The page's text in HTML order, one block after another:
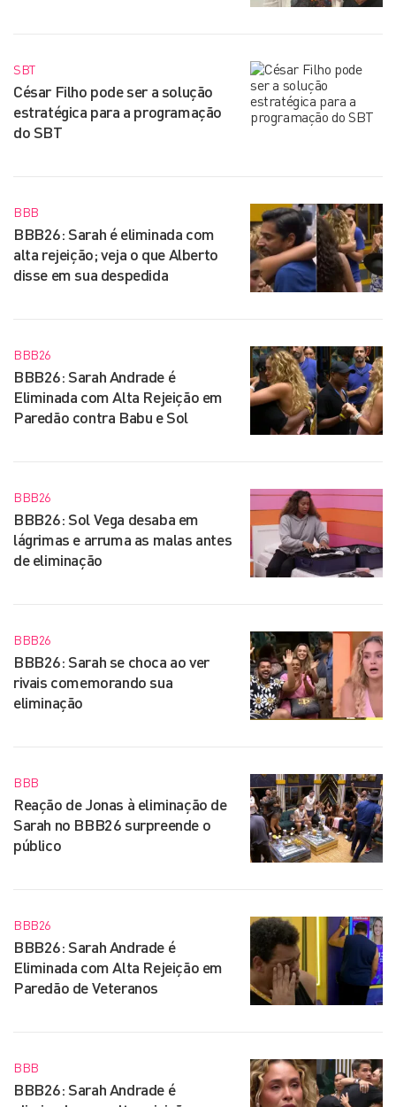
SBT
César Filho pode ser a solução
estratégica para a programação
do SBT
BBB
BBB26: Sarah é eliminada com
alta rejeição; veja o que Alberto
disse em sua despedida
BBB26
BBB26: Sarah Andrade é
Eliminada com Alta Rejeição em
Paredão contra Babu e Sol
BBB26
BBB26: Sol Vega desaba em
lágrimas e arruma as malas antes
de eliminação
BBB26
BBB26: Sarah se choca ao ver
rivais comemorando sua
eliminação
BBB
Reação de Jonas à eliminação de
Sarah no BBB26 surpreende o
público
BBB26
BBB26: Sarah Andrade é
Eliminada com Alta Rejeição em
Paredão de Veteranos
BBB
BBB26: Sarah Andrade é